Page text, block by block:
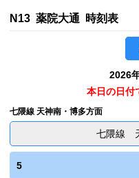
N13 薬院大通 時刻表
2026
本日の日付
七隈線 天神南・博多方面
七隈線
5